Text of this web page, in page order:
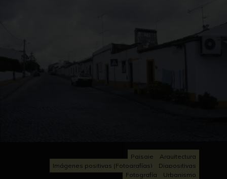
Paisaje
Arquitectura
Imágenes positivas (Fotografías)
Diapositivas
Fotografía
Urbanismo